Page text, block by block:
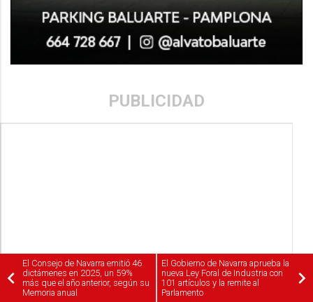
PUBLICIDAD
El Consejo de Navarra emitió 46
dictámenes en 2025, un 59%
más que el año anterior, según su
Memoria anual
El Gobierno de Navarra aprueba la
nueva Ley Foral de Industria con
101 artículos y la remite al
Parlamento